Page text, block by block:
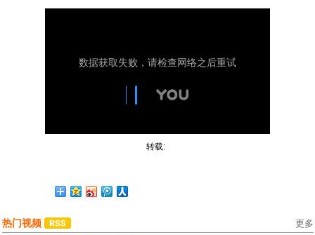
转载:
热门视频 更多